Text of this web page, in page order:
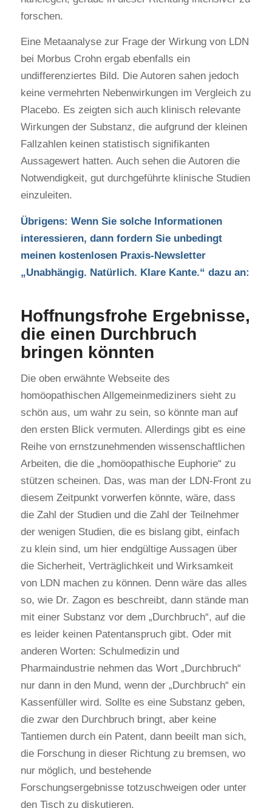
forschen.
Eine Metaanalyse zur Frage der Wirkung von LDN
bei Morbus Crohn ergab ebenfalls ein
undifferenziertes Bild. Die Autoren sahen jedoch
keine vermehrten Nebenwirkungen im Vergleich zu
Placebo. Es zeigten sich auch klinisch relevante
Wirkungen der Substanz, die aufgrund der kleinen
Fallzahlen keinen statistisch signifikanten
Aussagewert hatten. Auch sehen die Autoren die
Notwendigkeit, gut durchgeführte klinische Studien
einzuleiten.
Übrigens: Wenn Sie solche Informationen
interessieren, dann fordern Sie unbedingt
meinen kostenlosen Praxis-Newsletter
„Unabhängig. Natürlich. Klare Kante.“ dazu an:
Hoffnungsfrohe Ergebnisse,
die einen Durchbruch
bringen könnten
Die oben erwähnte Webseite des
homöopathischen Allgemeinmediziners sieht zu
schön aus, um wahr zu sein, so könnte man auf
den ersten Blick vermuten. Allerdings gibt es eine
Reihe von ernstzunehmenden wissenschaftlichen
Arbeiten, die die „homöopathische Euphorie“ zu
stützen scheinen. Das, was man der LDN-Front zu
diesem Zeitpunkt vorwerfen könnte, wäre, dass
die Zahl der Studien und die Zahl der Teilnehmer
der wenigen Studien, die es bislang gibt, einfach
zu klein sind, um hier endgültige Aussagen über
die Sicherheit, Verträglichkeit und Wirksamkeit
von LDN machen zu können. Denn wäre das alles
so, wie Dr. Zagon es beschreibt, dann stände man
mit einer Substanz vor dem „Durchbruch“, auf die
es leider keinen Patentanspruch gibt. Oder mit
anderen Worten: Schulmedizin und
Pharmaindustrie nehmen das Wort „Durchbruch“
nur dann in den Mund, wenn der „Durchbruch“ ein
Kassenfüller wird. Sollte es eine Substanz geben,
die zwar den Durchbruch bringt, aber keine
Tantiemen durch ein Patent, dann beeilt man sich,
die Forschung in dieser Richtung zu bremsen, wo
nur möglich, und bestehende
Forschungsergebnisse totzuschweigen oder unter
den Tisch zu diskutieren.